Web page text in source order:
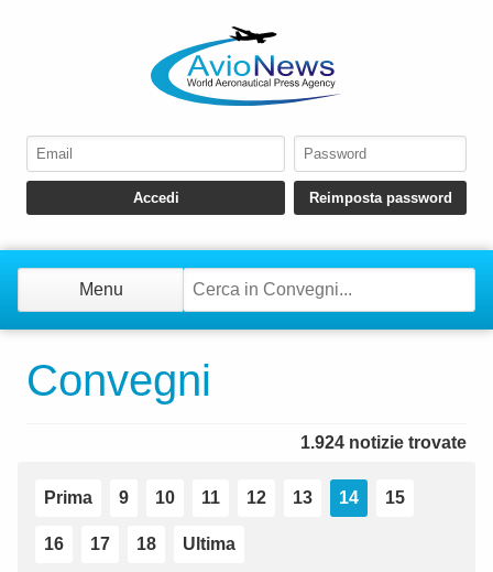
Menu
Convegni
1.924 notizie trovate
Prima 9 10 11 12 13 14 15
16 17 18 Ultima